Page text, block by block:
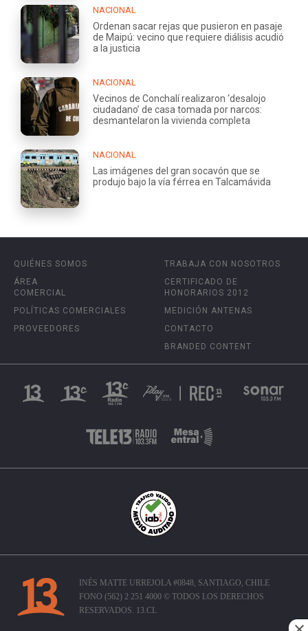
NACIONAL
Ordenan sacar rejas que pusieron en pasaje
de Maipú: vecino que requiere diálisis acudió
a la justicia
NACIONAL
Vecinos de Conchalí realizaron ‘desalojo
ciudadano’ de casa tomada por narcos:
desmantelaron la vivienda completa
NACIONAL
Las imágenes del gran socavón que se
produjo bajo la vía férrea en Talcamávida
QUIÉNES SOMOS
ÁREA
COMERCIAL
POLÍTICAS COMERCIALES
PROVEEDORES
TRABAJA CON NOSOTROS
CERTIFICADO DE
HONORARIOS 2012
MEDICIÓN ANTENAS
CONTACTO
BRANDED CONTENT
INÉS MATTE URREJOLA #0848, SANTIAGO, CHILE
FONO (562) 2 251 4000 © TODOS LOS DERECHOS
RESERVADOS. 13.CL